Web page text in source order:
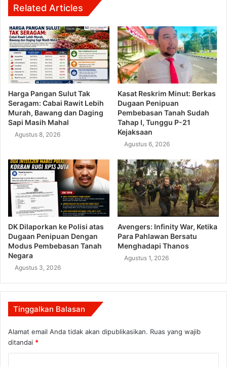
Related Articles
Harga Pangan Sulut Tak
Seragam: Cabai Rawit Lebih
Murah, Bawang dan Daging
Sapi Masih Mahal
Agustus 8, 2026
Kasat Reskrim Minut: Berkas
Dugaan Penipuan
Pembebasan Tanah Sudah
Tahap I, Tunggu P-21
Kejaksaan
Agustus 6, 2026
DK Dilaporkan ke Polisi atas
Dugaan Penipuan Dengan
Modus Pembebasan Tanah
Negara
Agustus 3, 2026
Avengers: Infinity War, Ketika
Para Pahlawan Bersatu
Menghadapi Thanos
Agustus 1, 2026
Tinggalkan Balasan
Alamat email Anda tidak akan dipublikasikan. Ruas yang wajib
ditandai *